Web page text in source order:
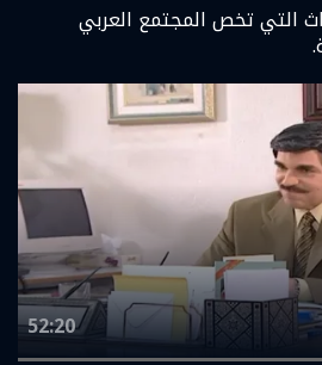
التي تخص المجتمع العربي
52:20